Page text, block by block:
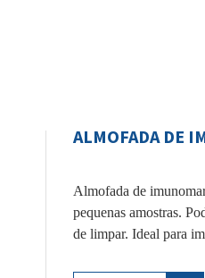
ALMOFADA DE
Almofada de
pequenas amostras.
de limpar. Ideal para